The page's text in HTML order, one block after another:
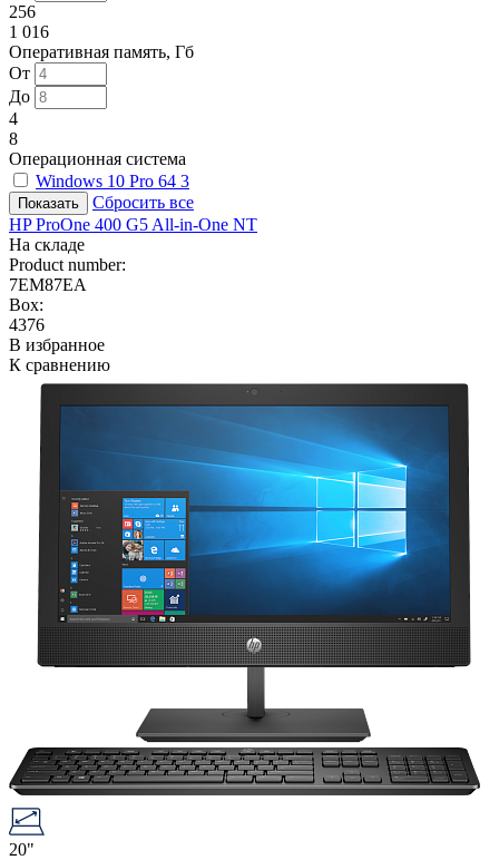
256
1 016
Оперативная память, Гб
От
До
4
8
Операционная система
Windows 10 Pro 64 3
Сбросить все
HP ProOne 400 G5 All-in-One NT
На складе
Product number:
7EM87EA
Box:
4376
В избранное
К сравнению
20"